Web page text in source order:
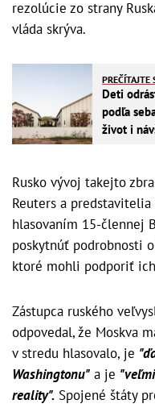
rezolúcie zo strany
vláda skrýva.
PREČÍTAJTE
Deti
podľa
život i
Rusko vývoj takejto
Reuters a
hlasovaním 15-člennej
poskytnúť podrobnosti
ktoré mohli podporiť
Zástupca ruského
odpovedal, že Moskva
v stredu hlasovalo, je
Washingtonu" a je
reality". Spojené štáty